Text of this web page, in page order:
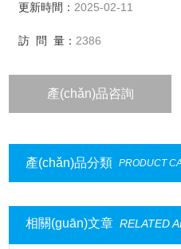
更新時間： 2025-02-11
訪 問 量： 2386
產(chǎn)品咨詢
產(chǎn)品分類 PRODUCT
相關(guān)文章 RELATED